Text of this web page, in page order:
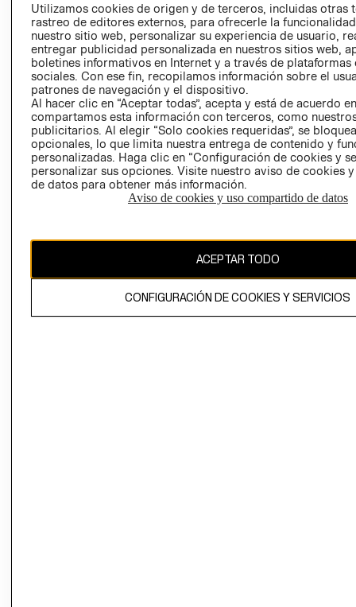
AVISO DE
PRIVACIDAD
GIFT CARD
AVISO DE
El contenido de esta página web está protegido por copyright y es
Utilizamos cookies de origen y de terceros, incluidas otras
rastreo de editores externos, para ofrecerle la
nuestro sitio web, personalizar su experiencia de usuario,
entregar publicidad personalizada en nuestros sitios web,
boletines informativos en Internet y a través de plataformas
sociales. Con ese fin, recopilamos información sobre el
patrones de navegación y el dispositivo.
Al hacer clic en “Aceptar todas”, acepta y está de acuerdo
compartamos esta información con terceros, como
publicitarios. Al elegir “Solo cookies requeridas”, se
opcionales, lo que limita nuestra entrega de contenido y
personalizadas. Haga clic en “Configuración de cookies y
personalizar sus opciones. Visite nuestro aviso de cookies
de datos para obtener más información.
Aviso de cookies y uso compartido de datos
ACEPTAR TODO
CONFIGURACIÓN DE COOKIES Y SERVICIOS